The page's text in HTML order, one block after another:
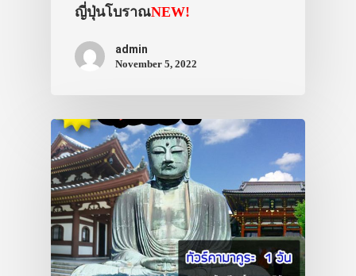
ญี่ปุ่นโบราณNEW!
admin
November 5, 2022